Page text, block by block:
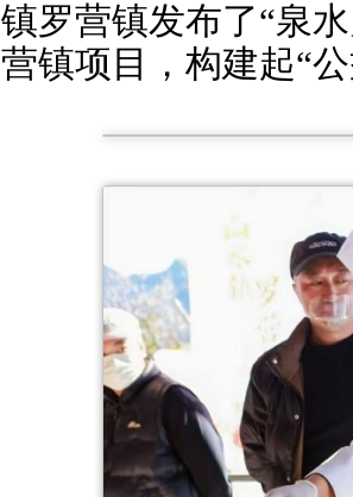
镇罗营镇发布了“泉
营镇项目，构建起“